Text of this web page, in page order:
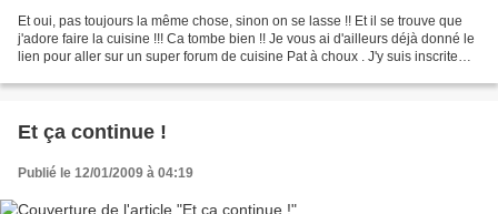
Et oui, pas toujours la même chose, sinon on se lasse !! Et il se trouve que
j'adore faire la cuisine !!! Ca tombe bien !! Je vous ai d'ailleurs déjà donné le
lien pour aller sur un super forum de cuisine Pat à choux . J'y suis inscrite
Et ça continue !
Publié le 12/01/2009 à 04:19